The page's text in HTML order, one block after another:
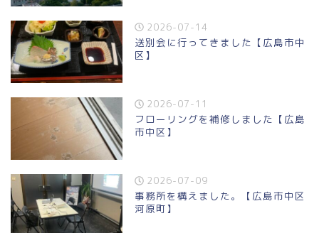
2026-07-14
送別会に行ってきました【広島市中
区】
2026-07-11
フローリングを補修しました【広島
市中区】
2026-07-09
事務所を構えました。【広島市中区
河原町】